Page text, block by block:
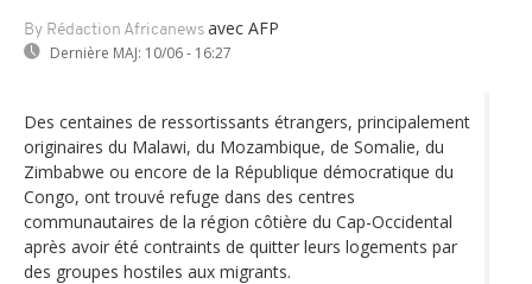
By Rédaction Africanews avec AFP
Dernière MAJ: 10/06 - 16:27
Des centaines de ressortissants étrangers, principalement
originaires du Malawi, du Mozambique, de Somalie, du
Zimbabwe ou encore de la République démocratique du
Congo, ont trouvé refuge dans des centres
communautaires de la région côtière du Cap-Occidental
après avoir été contraints de quitter leurs logements par
des groupes hostiles aux migrants.